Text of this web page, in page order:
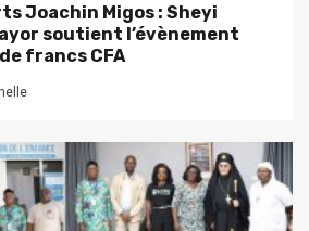
Joachin Migos : Sheyi
soutient l’évènement
francs CFA